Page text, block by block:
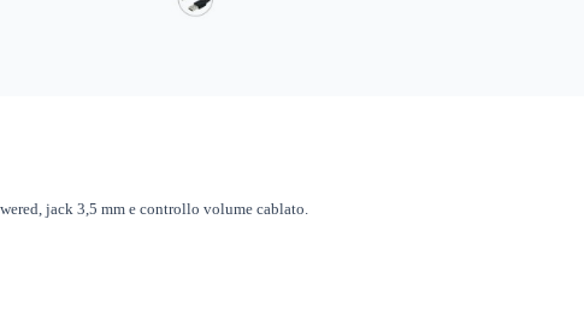
jack 3,5 mm e controllo volume cablato.